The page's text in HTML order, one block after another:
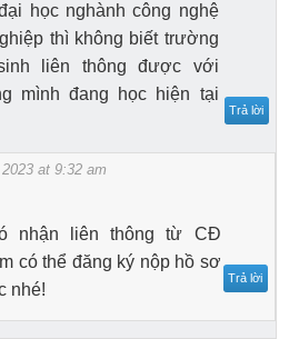
học nghành công nghệ
thì không biết trường
liên thông được với
mình đang học hiện tại
Trả lời
at 9:32 am
nhận liên thông từ CĐ
có thể đăng ký nộp hồ sơ
nhé!
Trả lời